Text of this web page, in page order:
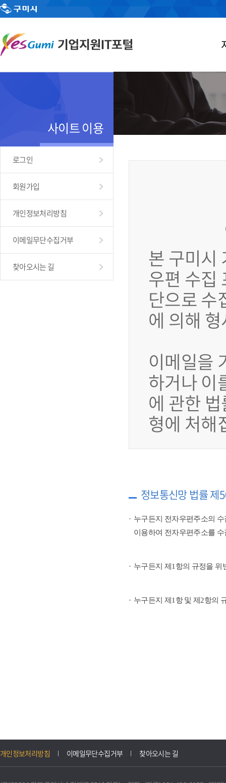
사이트 이용
로그인
회원가입
개인정보처리방침
이메일무단수집거부
찾아오시는 길 본 구미시
우편 수집
단으로 수
에 의해
이메일을
하거나 이
에 관한
형에 처해
정보통신망 법률 제
누구든지 전자우편주소의
이용하여 전자우편주소를
누구든지 제1항의 규정을 위
누구든지 제1항 및 제2항의
개인정보처리방침 이메일무단수집거부 찾아오시는 길